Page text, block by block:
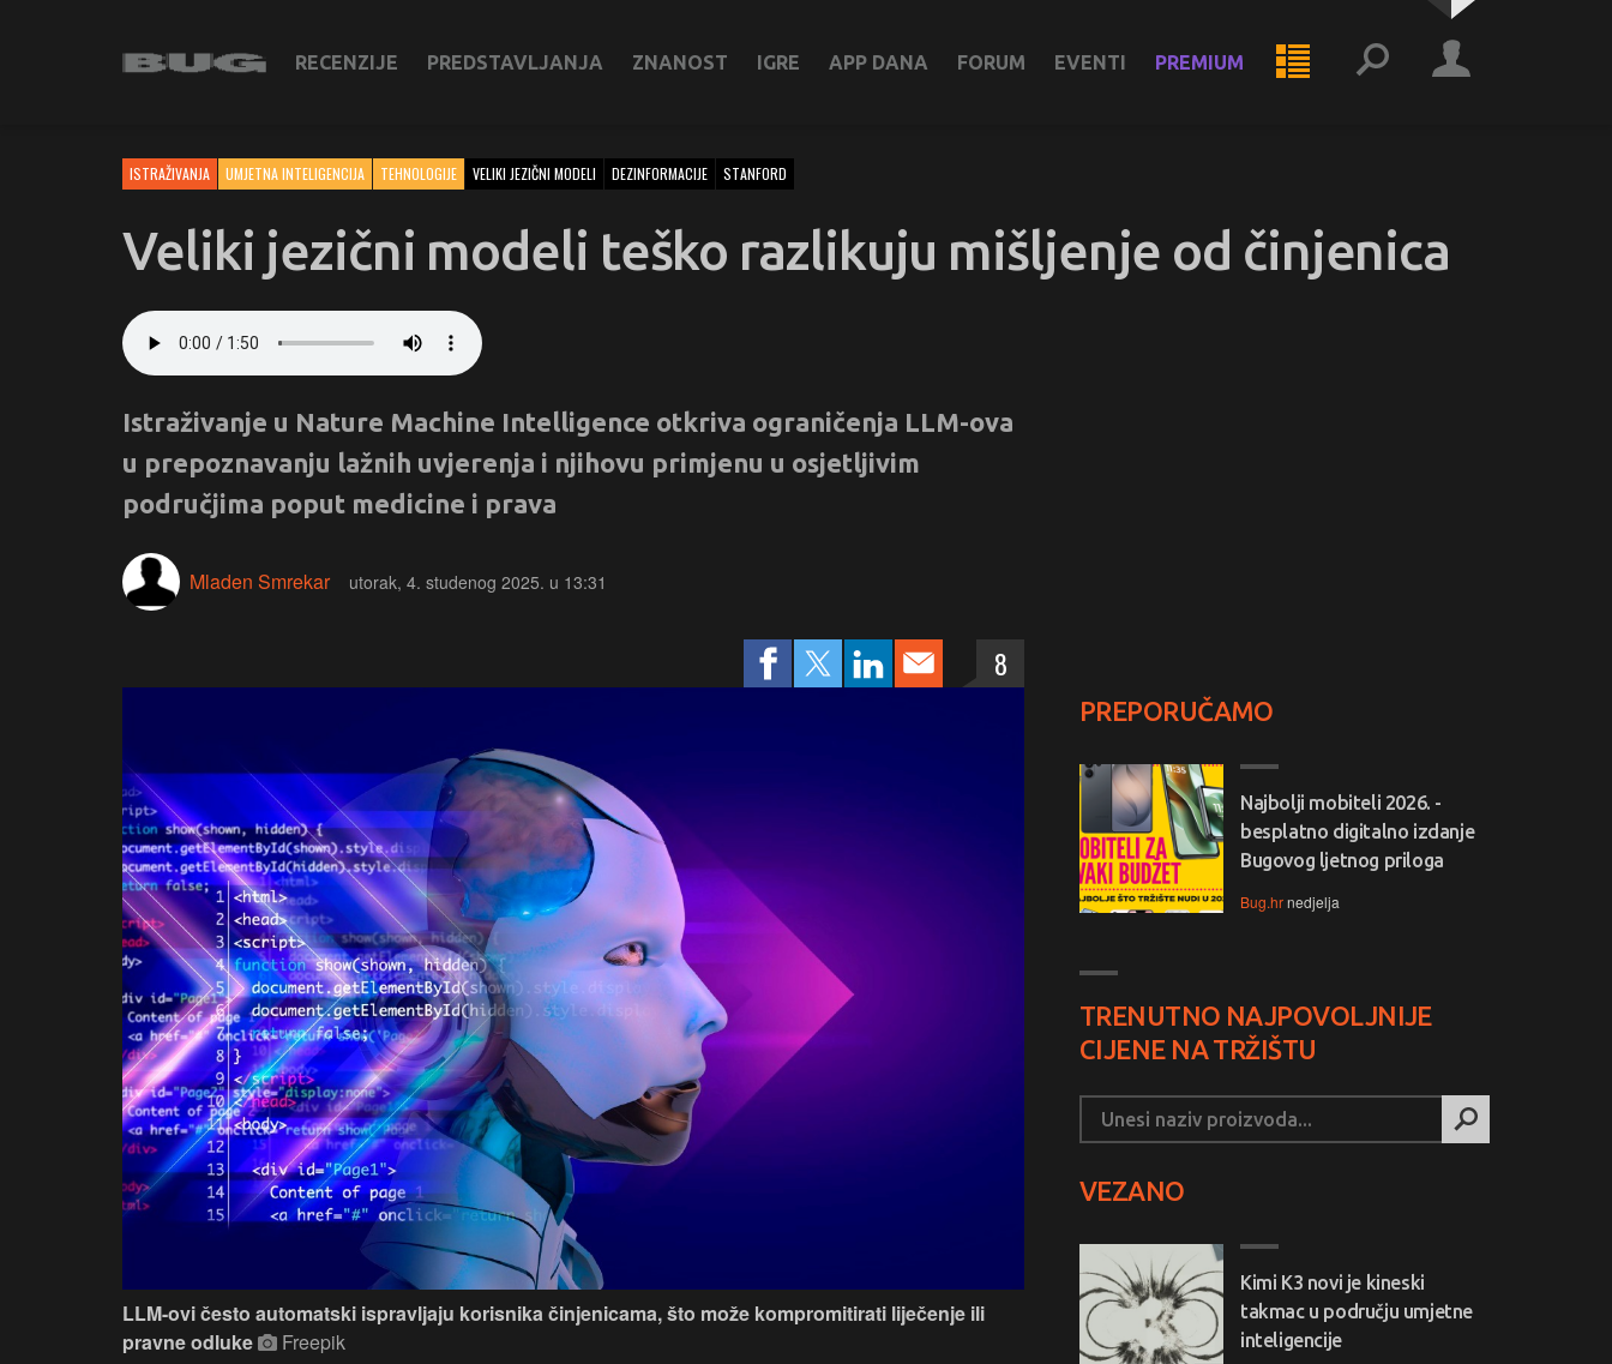
RECENZIJE PREDSTAVLJANJA ZNANOST IGRE APP DANA FORUM EVENTI PREMIUM
ISTRAŽIVANJA UMJETNA INTELIGENCIJA TEHNOLOGIJE VELIKI JEZIČNI MODELI DEZINFORMACIJE STANFORD
Veliki jezični modeli teško razlikuju mišljenje od činjenica
Istraživanje u Nature Machine Intelligence otkriva ograničenja LLM-ova
u prepoznavanju lažnih uvjerenja i njihovu primjenu u osjetljivim
područjima poput medicine i prava
Mladen Smrekar utorak, 4. studenog 2025. u 13:31
8
LLM-ovi često automatski ispravljaju korisnika činjenicama, što može kompromitirati liječenje ili
pravne odluke
Freepik
PREPORUČAMO
Najbolji mobiteli 2026. -
besplatno digitalno izdanje
Bugovog ljetnog priloga
Bug.hrnedjelja
TRENUTNO NAJPOVOLJNIJE
CIJENE NA TRŽIŠTU
VEZANO
Kimi K3 novi je kineski
takmac u području umjetne
inteligencije